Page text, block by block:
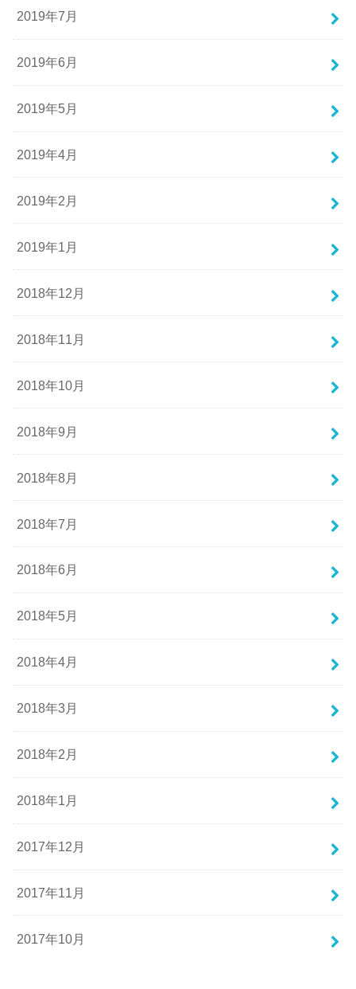
2019年7月
2019年6月
2019年5月
2019年4月
2019年2月
2019年1月
2018年12月
2018年11月
2018年10月
2018年9月
2018年8月
2018年7月
2018年6月
2018年5月
2018年4月
2018年3月
2018年2月
2018年1月
2017年12月
2017年11月
2017年10月